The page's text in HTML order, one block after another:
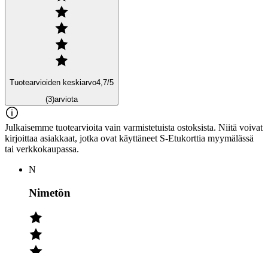
Tuotearvioiden keskiarvo4,7/5
(3)arviota
Julkaisemme tuotearvioita vain varmistetuista ostoksista. Niitä voivat
kirjoittaa asiakkaat, jotka ovat käyttäneet S-Etukorttia myymälässä
tai verkkokaupassa.
N
Nimetön